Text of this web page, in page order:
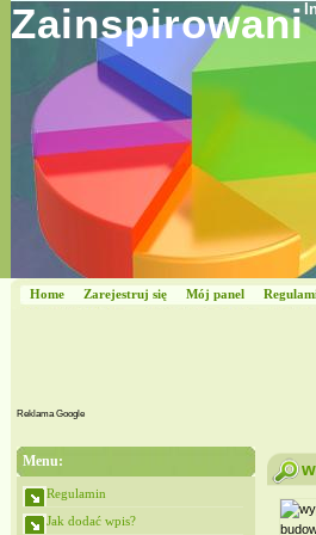
Zainspirowani
Home Zarejestruj się Mój panel
Reklama Google
Menu:
Regulamin
Jak dodać wpis?